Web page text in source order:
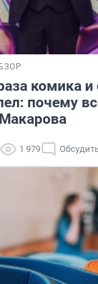
комика
почему
1 979